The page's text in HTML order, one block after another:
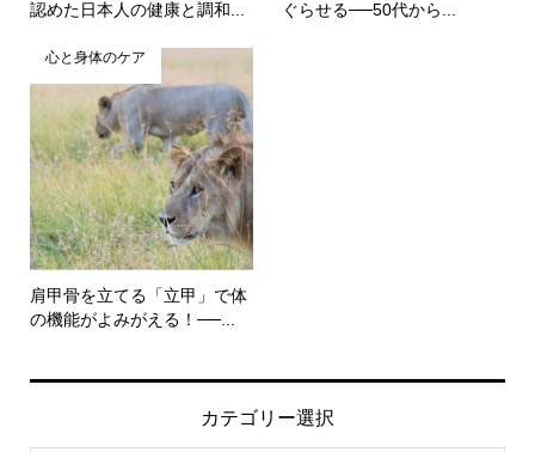
認めた日本人の健康と調和...
ぐらせる──50代から...
心と身体のケア
肩甲骨を立てる「立甲」で体
の機能がよみがえる！──...
カテゴリー選択